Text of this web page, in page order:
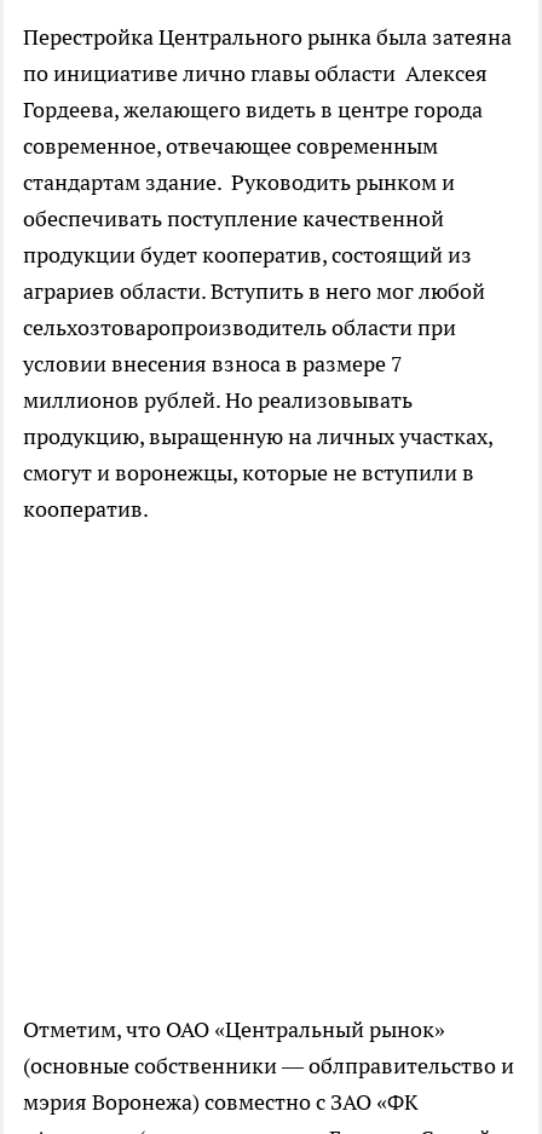
Перестройка Центрального рынка была затеяна
по инициативе лично главы области Алексея
Гордеева, желающего видеть в центре города
современное, отвечающее современным
стандартам здание. Руководить рынком и
обеспечивать поступление качественной
продукции будет кооператив, состоящий из
аграриев области. Вступить в него мог любой
сельхозтоваропроизводитель области при
условии внесения взноса в размере 7
миллионов рублей. Но реализовывать
продукцию, выращенную на личных участках,
смогут и воронежцы, которые не вступили в
кооператив.
Отметим, что ОАО «Центральный рынок»
(основные собственники — облправительство и
мэрия Воронежа) совместно с ЗАО «ФК